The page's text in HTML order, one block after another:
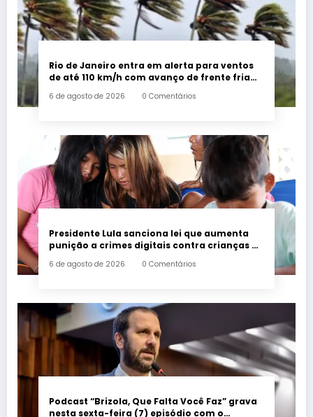
Rio de Janeiro entra em alerta para ventos
de até 110 km/h com avanço de frente fria
6 de agosto de 2026 0 Comentários
Presidente Lula sanciona lei que aumenta
punição a crimes digitais contra crianças é
6 de agosto de 2026 0 Comentários
Podcast “Brizola, Que Falta Você Faz” grava
nesta sexta-feira (7) episódio com o